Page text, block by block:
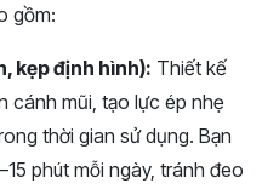
gồm:
kẹp định hình): Thiết kế
cánh mũi, tạo lực ép nhẹ
thời gian sử dụng. Bạn
phút mỗi ngày, tránh đeo